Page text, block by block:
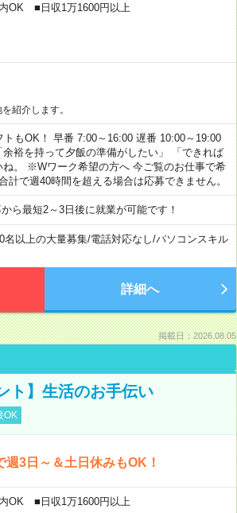
OK ■日収1万1600円以上
紹介します。
もOK！ 早番 7:00～16:00 遅番 10:00～19:00
裕を持って夕飯の準備がしたい」 「できれば
。 ※Wワーク希望の方へ 今ご覧のお仕事で希
で週40時間を超える場合は応募できません。
ら最短2～3日後に就業が可能です！
名以上の大量募集/電話対応なし/パソコンスキル
詳細へ
掲載日：2026.08.05
ト】生活のお手伝い
OK
3日～＆土日休みもOK！
OK ■日収1万1600円以上